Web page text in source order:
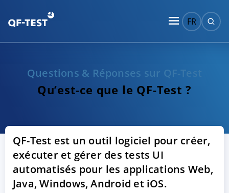
FR
Questions & Réponses sur QF-Test
Qu’est-ce que le QF-Test ?
QF-Test est un outil logiciel pour créer,
exécuter et gérer des tests UI
automatisés pour les applications Web,
Java, Windows, Android et iOS.